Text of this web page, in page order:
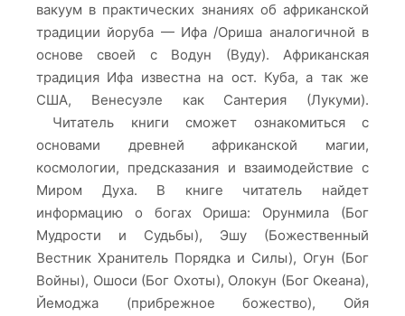
вакуум в практических знаниях об африканской
традиции йоруба — Ифа /Ориша аналогичной в
основе своей с Водун (Вуду). Африканская
традиция Ифа известна на ост. Куба, а так же
США, Венесуэле как Сантерия (Лукуми).
Читатель книги сможет ознакомиться с
основами древней африканской магии,
космологии, предсказания и взаимодействие с
Миром Духа. В книге читатель найдет
информацию о богах Ориша: Орунмила (Бог
Мудрости и Судьбы), Эшу (Божественный
Вестник Хранитель Порядка и Силы), Огун (Бог
Войны), Ошоси (Бог Охоты), Олокун (Бог Океана),
Йемоджа (прибрежное божество), Ойя